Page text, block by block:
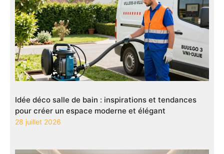
Idée déco salle de bain : inspirations et tendances
pour créer un espace moderne et élégant
28 juillet 2026